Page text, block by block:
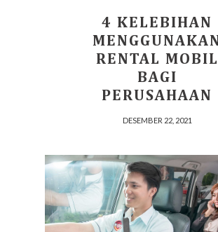
4 KELEBIHAN
MENGGUNAKAN
RENTAL MOBIL
BAGI
PERUSAHAAN
DESEMBER 22, 2021